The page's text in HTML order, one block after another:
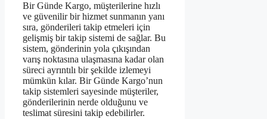
Bir Günde Kargo, müşterilerine hızlı
ve güvenilir bir hizmet sunmanın yanı
sıra, gönderileri takip etmeleri için
gelişmiş bir takip sistemi de sağlar. Bu
sistem, gönderinin yola çıkışından
varış noktasına ulaşmasına kadar olan
süreci ayrıntılı bir şekilde izlemeyi
mümkün kılar. Bir Günde Kargo’nun
takip sistemleri sayesinde müşteriler,
gönderilerinin nerde olduğunu ve
teslimat süresini takip edebilirler.